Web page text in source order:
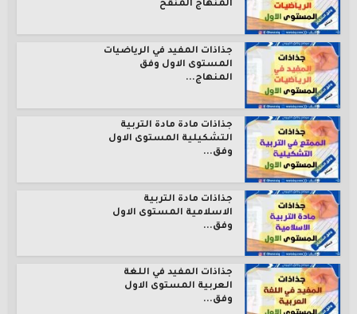
المنهاج المنقح
جذاذات المفيد في الرياضيات
المستوى الاول وفق
المنهاج...
جذاذات مادة مادة التربية
التشكيلية المستوى الاول
وفق...
جذاذات مادة التربية
الاسلامية المستوى الاول
وفق...
جذاذات المفيد في اللغة
العربية المستوى الاول
وفق...